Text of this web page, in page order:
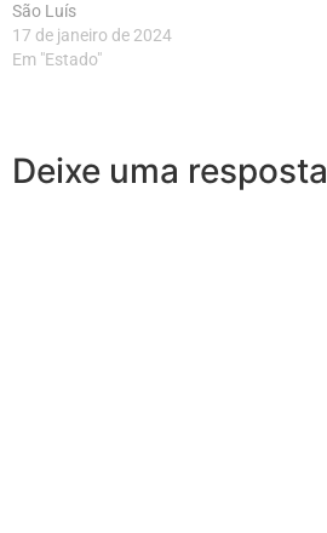
São Luís
17 de janeiro de 2024
Em "Estado"
Deixe uma resposta